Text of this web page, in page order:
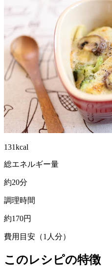
131kcal
総エネルギー量
約20分
調理時間
約170円
費用目安（1人分）
このレシピの特徴